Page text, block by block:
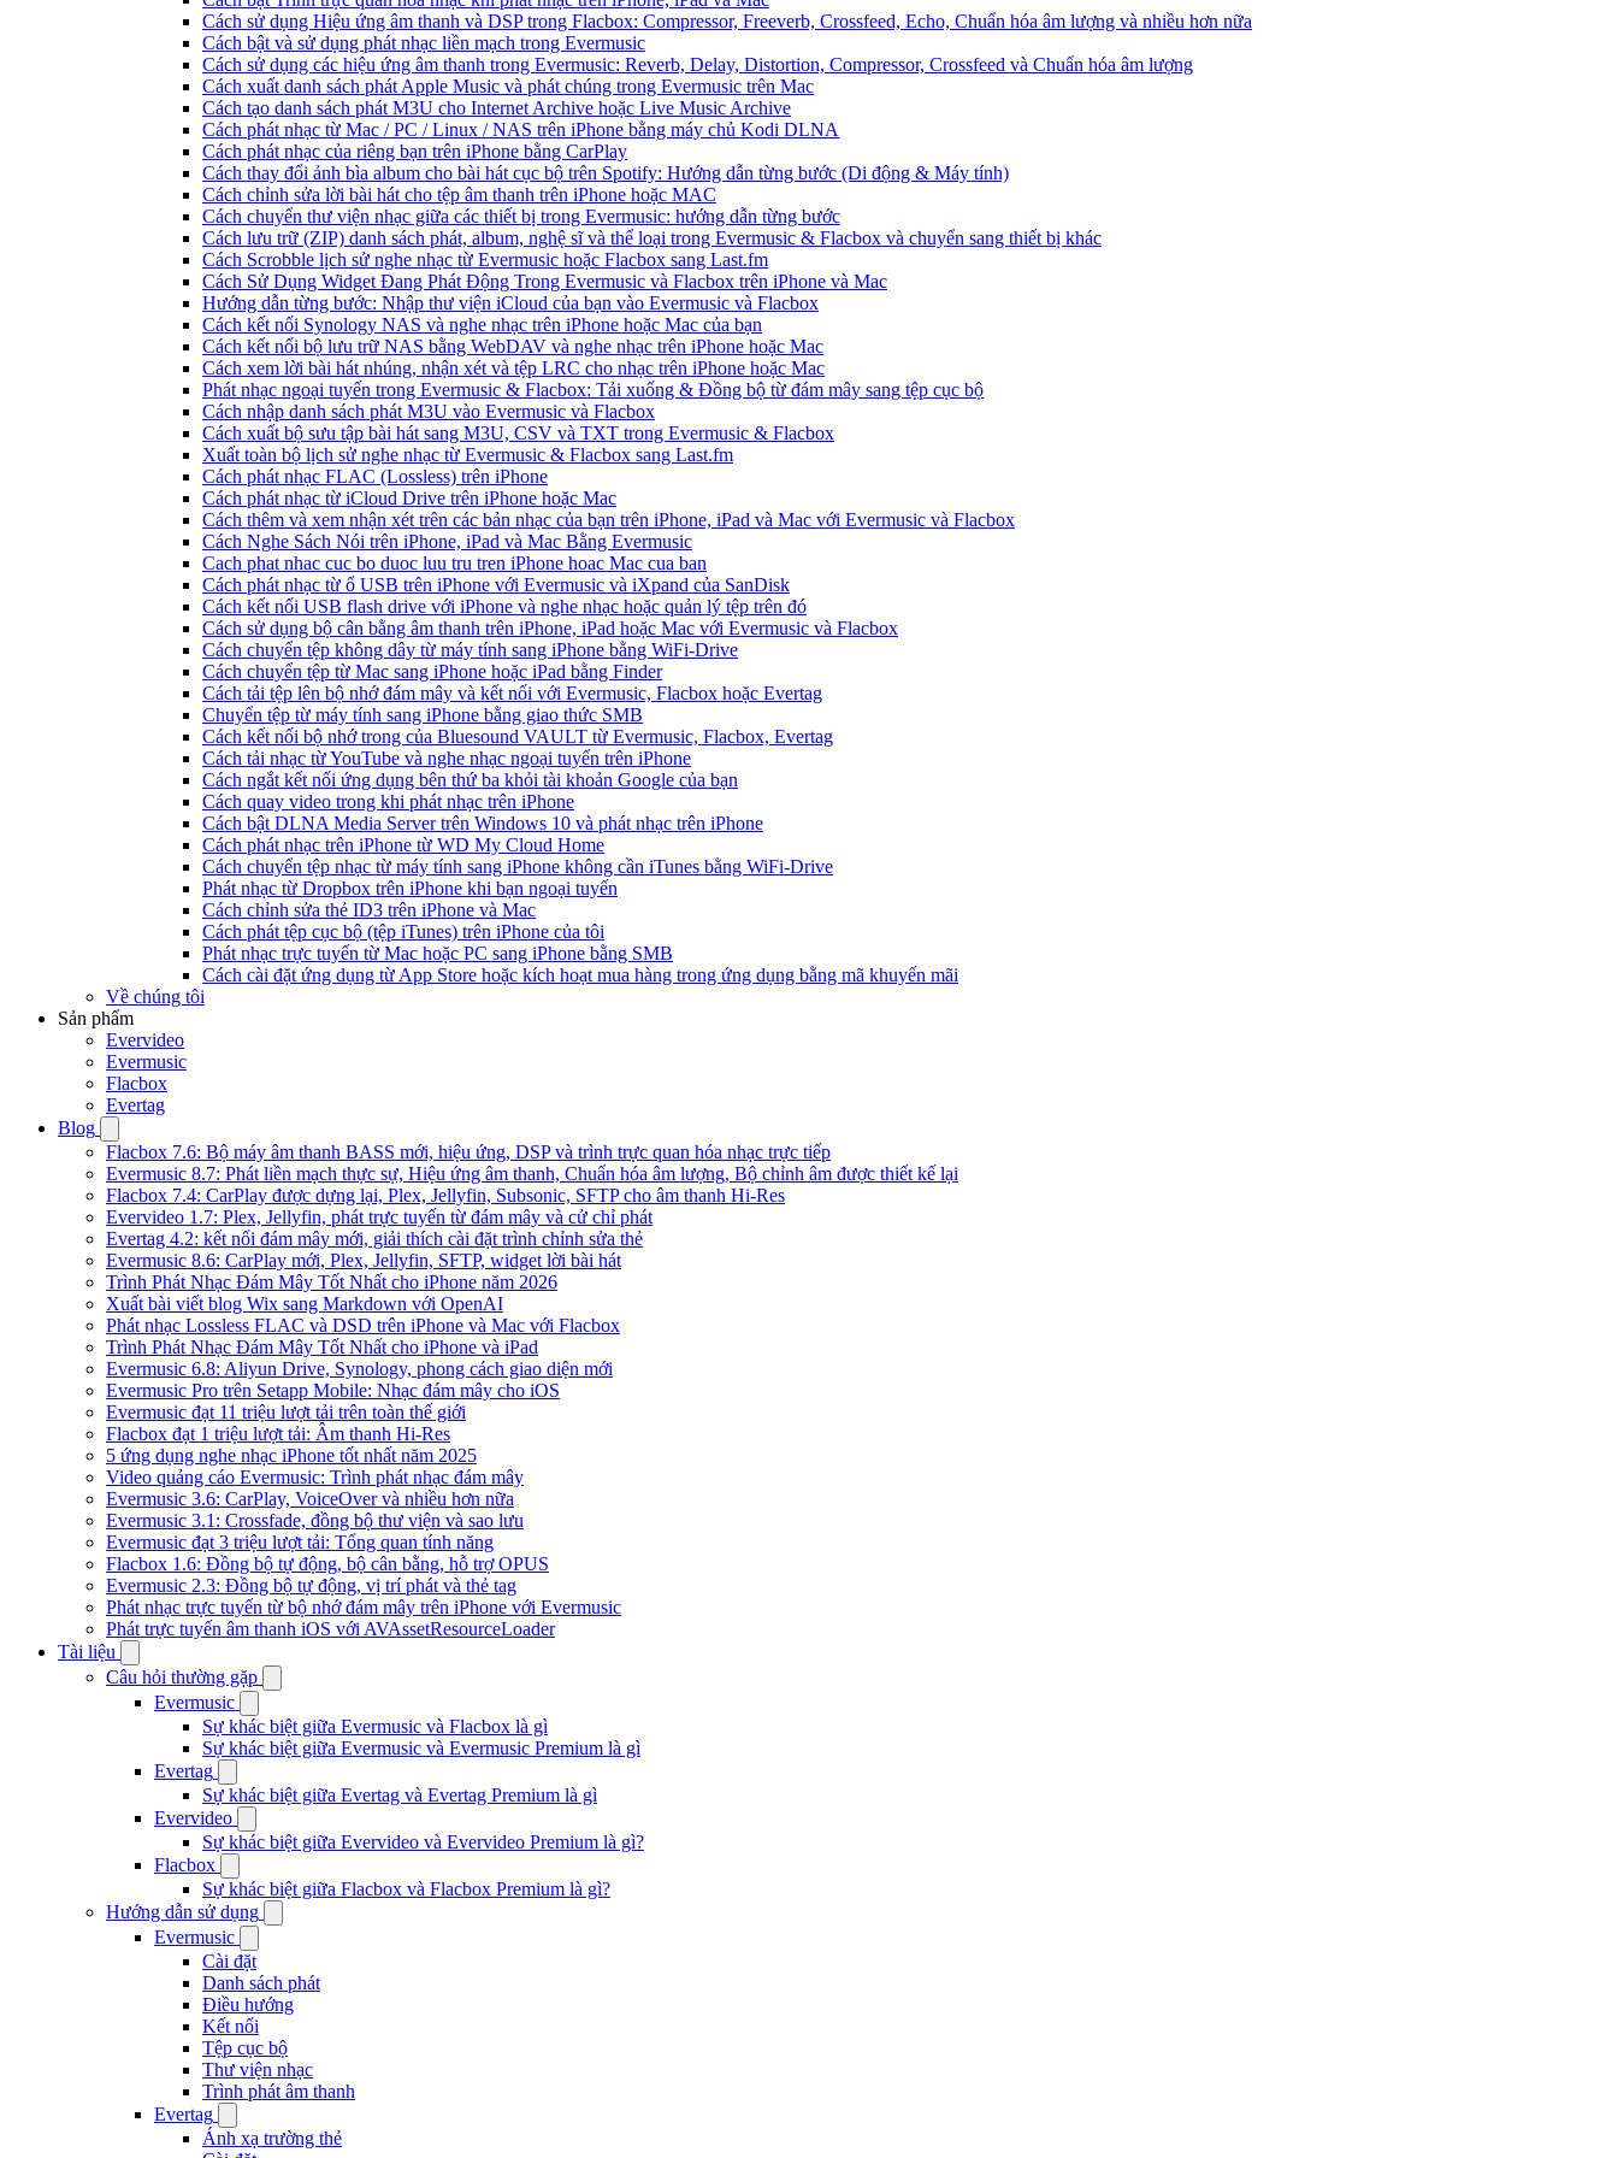
Cách sử dụng Hiệu ứng âm thanh và DSP trong Flacbox: Compressor, Freeverb, Crossfeed, Echo, Chuẩn hóa âm lượng và nhiều hơn nữa
Cách bật và sử dụng phát nhạc liền mạch trong Evermusic
Cách sử dụng các hiệu ứng âm thanh trong Evermusic: Reverb, Delay, Distortion, Compressor, Crossfeed và Chuẩn hóa âm lượng
Cách xuất danh sách phát Apple Music và phát chúng trong Evermusic trên Mac
Cách tạo danh sách phát M3U cho Internet Archive hoặc Live Music Archive
Cách phát nhạc từ Mac / PC / Linux / NAS trên iPhone bằng máy chủ Kodi DLNA
Cách phát nhạc của riêng bạn trên iPhone bằng CarPlay
Cách thay đổi ảnh bìa album cho bài hát cục bộ trên Spotify: Hướng dẫn từng bước (Di động & Máy tính)
Cách chỉnh sửa lời bài hát cho tệp âm thanh trên iPhone hoặc MAC
Cách chuyển thư viện nhạc giữa các thiết bị trong Evermusic: hướng dẫn từng bước
Cách lưu trữ (ZIP) danh sách phát, album, nghệ sĩ và thể loại trong Evermusic & Flacbox và chuyển sang thiết bị khác
Cách Scrobble lịch sử nghe nhạc từ Evermusic hoặc Flacbox sang Last.fm
Cách Sử Dụng Widget Đang Phát Động Trong Evermusic và Flacbox trên iPhone và Mac
Hướng dẫn từng bước: Nhập thư viện iCloud của bạn vào Evermusic và Flacbox
Cách kết nối Synology NAS và nghe nhạc trên iPhone hoặc Mac của bạn
Cách kết nối bộ lưu trữ NAS bằng WebDAV và nghe nhạc trên iPhone hoặc Mac
Cách xem lời bài hát nhúng, nhận xét và tệp LRC cho nhạc trên iPhone hoặc Mac
Phát nhạc ngoại tuyến trong Evermusic & Flacbox: Tải xuống & Đồng bộ từ đám mây sang tệp cục bộ
Cách nhập danh sách phát M3U vào Evermusic và Flacbox
Cách xuất bộ sưu tập bài hát sang M3U, CSV và TXT trong Evermusic & Flacbox
Xuất toàn bộ lịch sử nghe nhạc từ Evermusic & Flacbox sang Last.fm
Cách phát nhạc FLAC (Lossless) trên iPhone
Cách phát nhạc từ iCloud Drive trên iPhone hoặc Mac
Cách thêm và xem nhận xét trên các bản nhạc của bạn trên iPhone, iPad và Mac với Evermusic và Flacbox
Cách Nghe Sách Nói trên iPhone, iPad và Mac Bằng Evermusic
Cach phat nhac cuc bo duoc luu tru tren iPhone hoac Mac cua ban
Cách phát nhạc từ ổ USB trên iPhone với Evermusic và iXpand của SanDisk
Cách kết nối USB flash drive với iPhone và nghe nhạc hoặc quản lý tệp trên đó
Cách sử dụng bộ cân bằng âm thanh trên iPhone, iPad hoặc Mac với Evermusic và Flacbox
Cách chuyển tệp không dây từ máy tính sang iPhone bằng WiFi-Drive
Cách chuyển tệp từ Mac sang iPhone hoặc iPad bằng Finder
Cách tải tệp lên bộ nhớ đám mây và kết nối với Evermusic, Flacbox hoặc Evertag
Chuyển tệp từ máy tính sang iPhone bằng giao thức SMB
Cách kết nối bộ nhớ trong của Bluesound VAULT từ Evermusic, Flacbox, Evertag
Cách tải nhạc từ YouTube và nghe nhạc ngoại tuyến trên iPhone
Cách ngắt kết nối ứng dụng bên thứ ba khỏi tài khoản Google của bạn
Cách quay video trong khi phát nhạc trên iPhone
Cách bật DLNA Media Server trên Windows 10 và phát nhạc trên iPhone
Cách phát nhạc trên iPhone từ WD My Cloud Home
Cách chuyển tệp nhạc từ máy tính sang iPhone không cần iTunes bằng WiFi-Drive
Phát nhạc từ Dropbox trên iPhone khi bạn ngoại tuyến
Cách chỉnh sửa thẻ ID3 trên iPhone và Mac
Cách phát tệp cục bộ (tệp iTunes) trên iPhone của tôi
Phát nhạc trực tuyến từ Mac hoặc PC sang iPhone bằng SMB
Cách cài đặt ứng dụng từ App Store hoặc kích hoạt mua hàng trong ứng dụng bằng mã khuyến mãi
Về chúng tôi
Sản phẩm
Evervideo
Evermusic
Flacbox
Evertag
Blog
Flacbox 7.6: Bộ máy âm thanh BASS mới, hiệu ứng, DSP và trình trực quan hóa nhạc trực tiếp
Evermusic 8.7: Phát liền mạch thực sự, Hiệu ứng âm thanh, Chuẩn hóa âm lượng, Bộ chỉnh âm được thiết kế lại
Flacbox 7.4: CarPlay được dựng lại, Plex, Jellyfin, Subsonic, SFTP cho âm thanh Hi-Res
Evervideo 1.7: Plex, Jellyfin, phát trực tuyến từ đám mây và cử chỉ phát
Evertag 4.2: kết nối đám mây mới, giải thích cài đặt trình chỉnh sửa thẻ
Evermusic 8.6: CarPlay mới, Plex, Jellyfin, SFTP, widget lời bài hát
Trình Phát Nhạc Đám Mây Tốt Nhất cho iPhone năm 2026
Xuất bài viết blog Wix sang Markdown với OpenAI
Phát nhạc Lossless FLAC và DSD trên iPhone và Mac với Flacbox
Trình Phát Nhạc Đám Mây Tốt Nhất cho iPhone và iPad
Evermusic 6.8: Aliyun Drive, Synology, phong cách giao diện mới
Evermusic Pro trên Setapp Mobile: Nhạc đám mây cho iOS
Evermusic đạt 11 triệu lượt tải trên toàn thế giới
Flacbox đạt 1 triệu lượt tải: Âm thanh Hi-Res
5 ứng dụng nghe nhạc iPhone tốt nhất năm 2025
Video quảng cáo Evermusic: Trình phát nhạc đám mây
Evermusic 3.6: CarPlay, VoiceOver và nhiều hơn nữa
Evermusic 3.1: Crossfade, đồng bộ thư viện và sao lưu
Evermusic đạt 3 triệu lượt tải: Tổng quan tính năng
Flacbox 1.6: Đồng bộ tự động, bộ cân bằng, hỗ trợ OPUS
Evermusic 2.3: Đồng bộ tự động, vị trí phát và thẻ tag
Phát nhạc trực tuyến từ bộ nhớ đám mây trên iPhone với Evermusic
Phát trực tuyến âm thanh iOS với AVAssetResourceLoader
Tài liệu
Câu hỏi thường gặp
Evermusic
Sự khác biệt giữa Evermusic và Flacbox là gì
Sự khác biệt giữa Evermusic và Evermusic Premium là gì
Evertag
Sự khác biệt giữa Evertag và Evertag Premium là gì
Evervideo
Sự khác biệt giữa Evervideo và Evervideo Premium là gì?
Flacbox
Sự khác biệt giữa Flacbox và Flacbox Premium là gì?
Hướng dẫn sử dụng
Evermusic
Cài đặt
Danh sách phát
Điều hướng
Kết nối
Tệp cục bộ
Thư viện nhạc
Trình phát âm thanh
Evertag
Ánh xạ trường thẻ